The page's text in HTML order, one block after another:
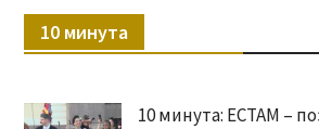
10 минута
10 минута: ЕСТАМ –